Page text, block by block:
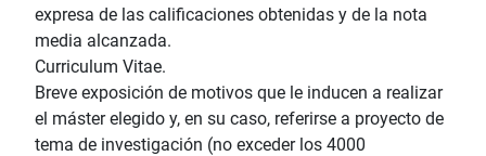
expresa de las calificaciones obtenidas y de la nota
media alcanzada.
Curriculum Vitae.
Breve exposición de motivos que le inducen a realizar
el máster elegido y, en su caso, referirse a proyecto de
tema de investigación (no exceder los 4000